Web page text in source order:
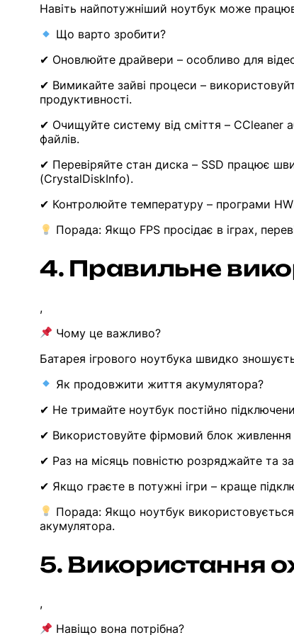
Навіть найпотужніший ноутбук може
Що варто зробити?
✔ Оновлюйте драйвери – особливо для
✔ Вимикайте зайві процеси –
продуктивності.
✔ Очищуйте систему від сміття –
файлів.
✔ Перевіряйте стан диска – SSD працює
(CrystalDiskInfo).
✔ Контролюйте температуру – програми
Порада: Якщо FPS просідає в іграх,
4. Правильне
,
Чому це важливо?
Батарея ігрового ноутбука швидко
Як продовжити життя акумулятора?
✔ Не тримайте ноутбук постійно
✔ Використовуйте фірмовий блок
✔ Раз на місяць повністю розряджайте та
✔ Якщо граєте в потужні ігри – краще
Порада: Якщо ноутбук
акумулятора.
5. Використання
,
Навіщо вона потрібна?